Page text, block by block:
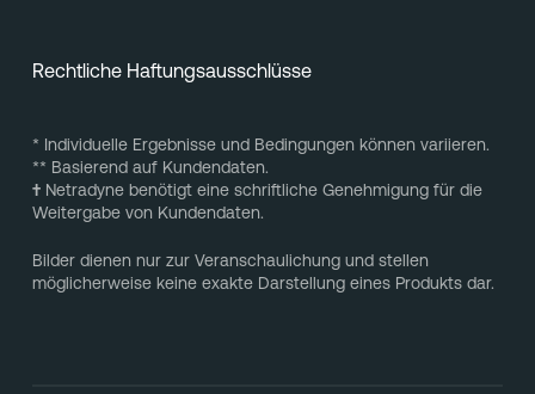
Rechtliche Haftungsausschlüsse
* Individuelle Ergebnisse und Bedingungen können variieren.
** Basierend auf Kundendaten.
†Netradyne benötigt eine schriftliche Genehmigung für die
Weitergabe von Kundendaten.
Bilder dienen nur zur Veranschaulichung und stellen
möglicherweise keine exakte Darstellung eines Produkts dar.